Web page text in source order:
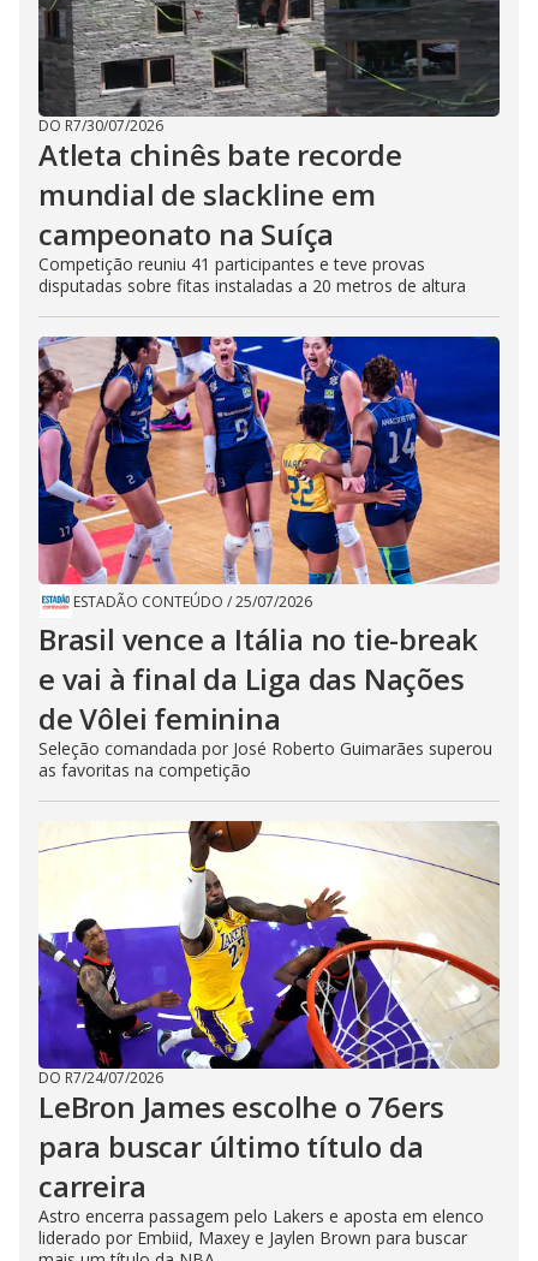
DO R7/30/07/2026
Atleta chinês bate recorde
mundial de slackline em
campeonato na Suíça
Competição reuniu 41 participantes e teve provas
disputadas sobre fitas instaladas a 20 metros de altura
ESTADÃO CONTEÚDO /25/07/2026
Brasil vence a Itália no tie-break
e vai à final da Liga das Nações
de Vôlei feminina
Seleção comandada por José Roberto Guimarães superou
as favoritas na competição
DO R7/24/07/2026
LeBron James escolhe o 76ers
para buscar último título da
carreira
Astro encerra passagem pelo Lakers e aposta em elenco
liderado por Embiid, Maxey e Jaylen Brown para buscar